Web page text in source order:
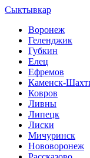
Сыктывкар
Воронеж
Геленджик
Губкин
Елец
Ефремов
Каменск-
Ковров
Ливны
Липецк
Лиски
Мичуринск
Нововоронеж